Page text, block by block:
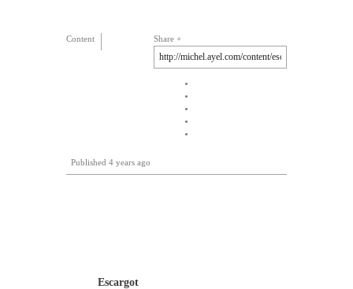
Share
Content
Published 4 years ago
Escargot